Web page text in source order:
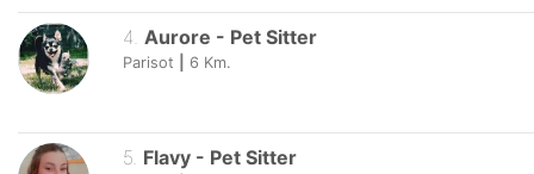
4 Aurore - Pet Sitter
Parisot 6 Km.
5 Flavy - Pet Sitter